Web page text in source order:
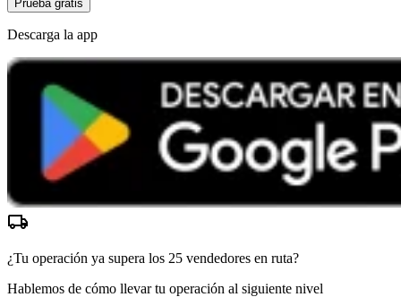
Prueba gratis
Descarga la app
local_shipping
¿Tu operación ya supera los 25 vendedores en ruta?
Hablemos de cómo llevar tu operación al siguiente nivel